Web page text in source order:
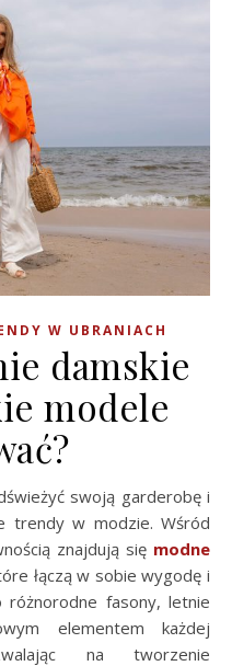
W UBRANIACH
damskie
modele
trendy w modzie. Wśród
znajdują się modne
łączą w sobie wygodę i
różnorodne fasony, letnie
elementem każdej
na tworzenie